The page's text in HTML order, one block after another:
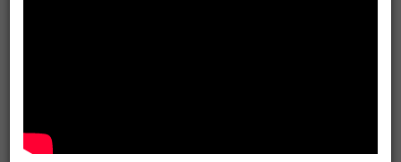
Taiwan Formosa live news HD